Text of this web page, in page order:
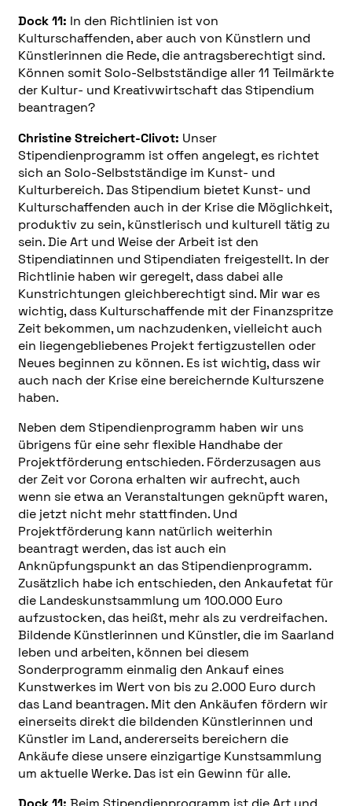
Dock 11: In den Richtlinien ist von
Kulturschaffenden, aber auch von Künstlern und
Künstlerinnen die Rede, die antragsberechtigt sind.
Können somit Solo-Selbstständige aller 11 Teilmärkte
der Kultur- und Kreativwirtschaft das Stipendium
beantragen?
Christine Streichert-Clivot: Unser
Stipendienprogramm ist offen angelegt, es richtet
sich an Solo-Selbstständige im Kunst- und
Kulturbereich. Das Stipendium bietet Kunst- und
Kulturschaffenden auch in der Krise die Möglichkeit,
produktiv zu sein, künstlerisch und kulturell tätig zu
sein. Die Art und Weise der Arbeit ist den
Stipendiatinnen und Stipendiaten freigestellt. In der
Richtlinie haben wir geregelt, dass dabei alle
Kunstrichtungen gleichberechtigt sind. Mir war es
wichtig, dass Kulturschaffende mit der Finanzspritze
Zeit bekommen, um nachzudenken, vielleicht auch
ein liegengebliebenes Projekt fertigzustellen oder
Neues beginnen zu können. Es ist wichtig, dass wir
auch nach der Krise eine bereichernde Kulturszene
haben.
Neben dem Stipendienprogramm haben wir uns
übrigens für eine sehr flexible Handhabe der
Projektförderung entschieden. Förderzusagen aus
der Zeit vor Corona erhalten wir aufrecht, auch
wenn sie etwa an Veranstaltungen geknüpft waren,
die jetzt nicht mehr stattfinden. Und
Projektförderung kann natürlich weiterhin
beantragt werden, das ist auch ein
Anknüpfungspunkt an das Stipendienprogramm.
Zusätzlich habe ich entschieden, den Ankaufetat für
die Landeskunstsammlung um 100.000 Euro
aufzustocken, das heißt, mehr als zu verdreifachen.
Bildende Künstlerinnen und Künstler, die im Saarland
leben und arbeiten, können bei diesem
Sonderprogramm einmalig den Ankauf eines
Kunstwerkes im Wert von bis zu 2.000 Euro durch
das Land beantragen. Mit den Ankäufen fördern wir
einerseits direkt die bildenden Künstlerinnen und
Künstler im Land, andererseits bereichern die
Ankäufe diese unsere einzigartige Kunstsammlung
um aktuelle Werke. Das ist ein Gewinn für alle.